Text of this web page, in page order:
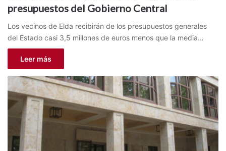
presupuestos del Gobierno Central
Los vecinos de Elda recibirán de los presupuestos generales
del Estado casi 3,5 millones de euros menos que la media…
Leer más